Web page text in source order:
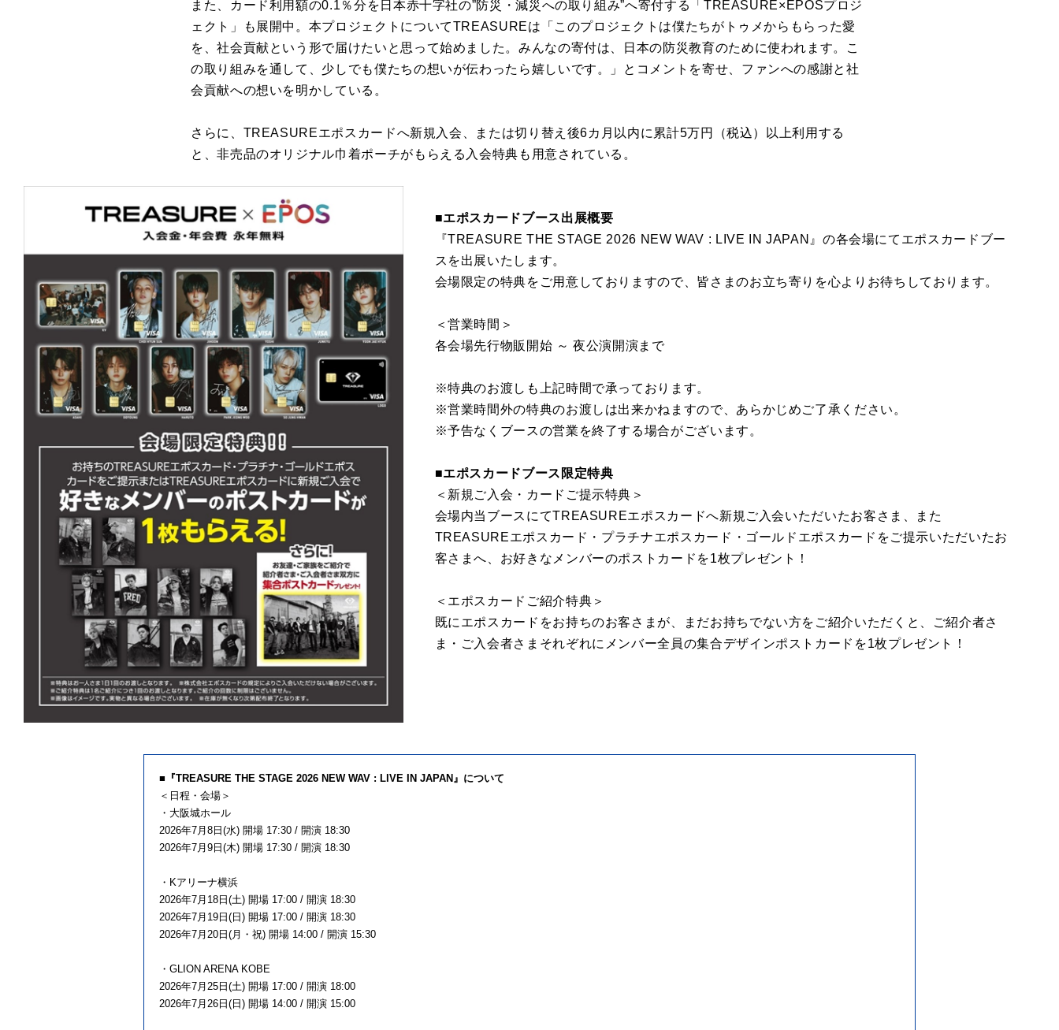
また、カード利用額の0.1％分を日本赤十字社の”防災・減災への取り組み”へ寄付する「TREASURE×EPOSプロジ
ェクト」も展開中。本プロジェクトについてTREASUREは「このプロジェクトは僕たちがトゥメからもらった愛
を、社会貢献という形で届けたいと思って始めました。みんなの寄付は、日本の防災教育のために使われます。こ
の取り組みを通して、少しでも僕たちの想いが伝わったら嬉しいです。」とコメントを寄せ、ファンへの感謝と社
会貢献への想いを明かしている。
さらに、TREASUREエポスカードへ新規入会、または切り替え後6カ月以内に累計5万円（税込）以上利用する
と、非売品のオリジナル巾着ポーチがもらえる入会特典も用意されている。
■エポスカードブース出展概要
『TREASURE THE STAGE 2026 NEW WAV : LIVE IN JAPAN』の各会場にてエポスカードブー
スを出展いたします。
会場限定の特典をご用意しておりますので、皆さまのお立ち寄りを心よりお待ちしております。
＜営業時間＞
各会場先行物販開始 ～ 夜公演開演まで
※特典のお渡しも上記時間で承っております。
※営業時間外の特典のお渡しは出来かねますので、あらかじめご了承ください。
※予告なくブースの営業を終了する場合がございます。
■エポスカードブース限定特典
＜新規ご入会・カードご提示特典＞
会場内当ブースにてTREASUREエポスカードへ新規ご入会いただいたお客さま、また
TREASUREエポスカード・プラチナエポスカード・ゴールドエポスカードをご提示いただいたお
客さまへ、お好きなメンバーのポストカードを1枚プレゼント！
＜エポスカードご紹介特典＞
既にエポスカードをお持ちのお客さまが、まだお持ちでない方をご紹介いただくと、ご紹介者さ
ま・ご入会者さまそれぞれにメンバー全員の集合デザインポストカードを1枚プレゼント！
■『TREASURE THE STAGE 2026 NEW WAV : LIVE IN JAPAN』について
＜日程・会場＞
・大阪城ホール
2026年7月8日(水) 開場 17:30 / 開演 18:30
2026年7月9日(木) 開場 17:30 / 開演 18:30
・Kアリーナ横浜
2026年7月18日(土) 開場 17:00 / 開演 18:30
2026年7月19日(日) 開場 17:00 / 開演 18:30
2026年7月20日(月・祝) 開場 14:00 / 開演 15:30
・GLION ARENA KOBE
2026年7月25日(土) 開場 17:00 / 開演 18:00
2026年7月26日(日) 開場 14:00 / 開演 15:00